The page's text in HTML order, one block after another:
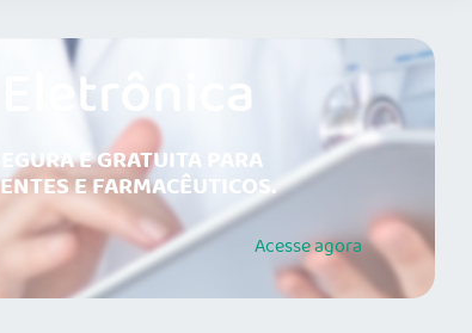
E GRATUITA PARA
E FARMACÊUTICOS.
Acesseagora